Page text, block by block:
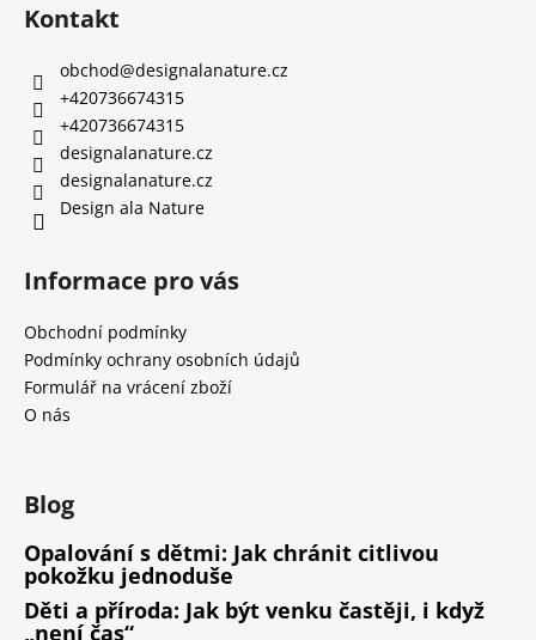
Kontakt
obchod@designalanature.cz
+420736674315
+420736674315
designalanature.cz
designalanature.cz
Design ala Nature
Informace pro vás
Obchodní podmínky
Podmínky ochrany osobních údajů
Formulář na vrácení zboží
O nás
Blog
Opalování s dětmi: Jak chránit citlivou
pokožku jednoduše
Děti a příroda: Jak být venku častěji, i když
„není čas“